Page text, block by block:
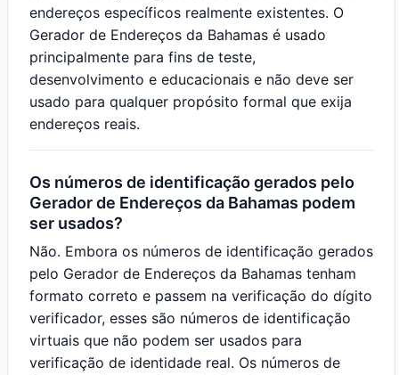
endereços específicos realmente existentes. O
Gerador de Endereços da Bahamas é usado
principalmente para fins de teste,
desenvolvimento e educacionais e não deve ser
usado para qualquer propósito formal que exija
endereços reais.
Os números de identificação gerados pelo
Gerador de Endereços da Bahamas podem
ser usados?
Não. Embora os números de identificação gerados
pelo Gerador de Endereços da Bahamas tenham
formato correto e passem na verificação do dígito
verificador, esses são números de identificação
virtuais que não podem ser usados para
verificação de identidade real. Os números de